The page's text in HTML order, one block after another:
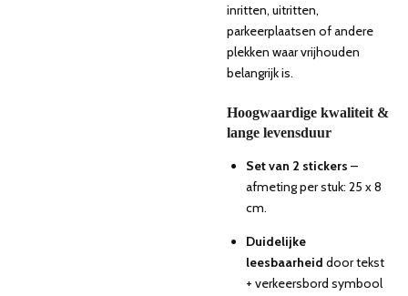
inritten, uitritten,
parkeerplaatsen of andere
plekken waar vrijhouden
belangrijk is.
Hoogwaardige kwaliteit &
lange levensduur
Set van 2 stickers –
afmeting per stuk: 25 x 8
cm.
Duidelijke
leesbaarheid door tekst
+ verkeersbord symbool